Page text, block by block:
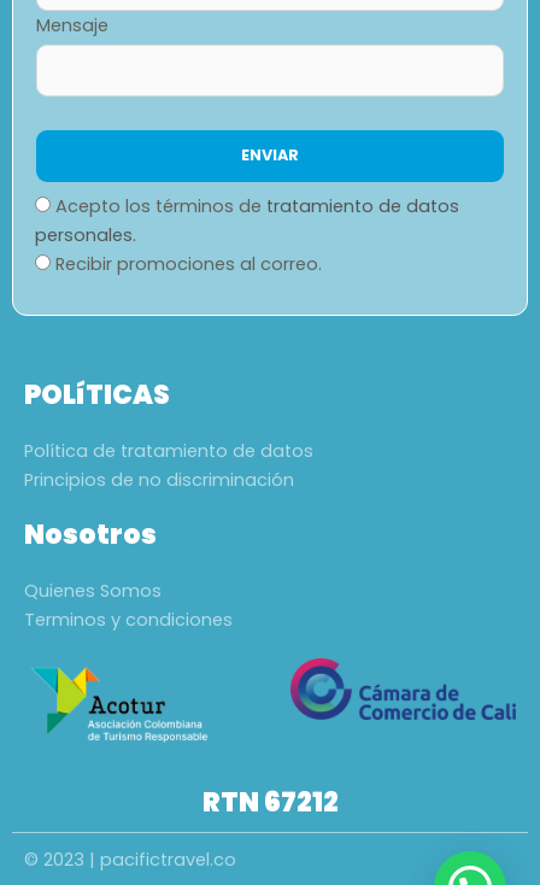
Mensaje
Acepto los términos de tratamiento de datos
personales.
Recibir promociones al correo.
POLíTICAS
Política de tratamiento de datos
Principios de no discriminación
Nosotros
Quienes Somos
Terminos y condiciones
RTN 67212
© 2023 | pacifictravel.co